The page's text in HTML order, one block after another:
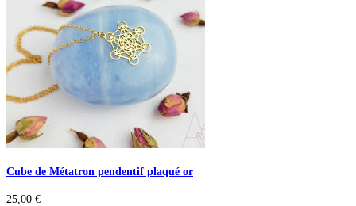
Cube de Métatron pendentif plaqué or
25,00 €